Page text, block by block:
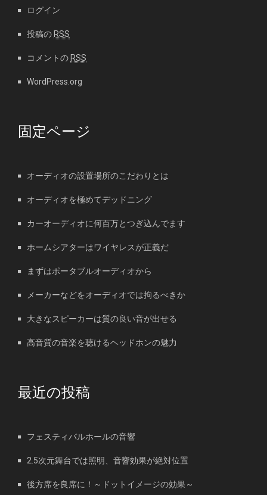
ログイン
投稿の RSS
コメントの RSS
WordPress.org
固定ページ
オーディオの設置場所のこだわりとは
オーディオを極めてデッドニング
カーオーディオに何百万とつぎ込んでます
ホームシアターはワイヤレスが正義だ
まずはポータブルオーディオから
メーカーなどをオーディオでは拘るべきか
大きなスピーカーは質の良い音が出せる
高音質の音楽を聴けるヘッドホンの魅力
最近の投稿
フェスティバルホールの音響
2.5次元舞台では照明、音響効果が絶対位置
後方席を良席に！～ドットイメージの効果～